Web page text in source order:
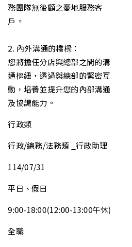
務團隊無後顧之憂地服務客
戶。
2. 內外溝通的橋樑：
您將擔任分店與總部之間的溝
通樞紐，透過與總部的緊密互
動，培養並提升您的內部溝通
及協調能力。
行政類
行政/總務/法務類 _行政助理
114/07/31
平日、假日
9:00-18:00(12:00-13:00午休)
全職